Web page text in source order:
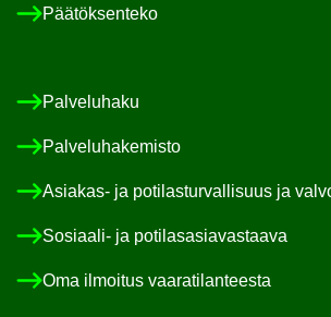
Pää­tök­sen­te­ko
Pal­ve­lu­ha­ku
Pal­ve­lu­ha­ke­mis­to
Asiakas-​ ja po­ti­las­tur­val­li­suus ja
Sosiaali-​ ja po­ti­las­asia­vas­taa­va
Oma il­moi­tus vaa­ra­ti­lan­tees­ta